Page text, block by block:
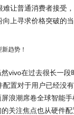
让普通消费者接受
上寻求价格突破的
vivo在过去很长一
置对于用户已经没
浪潮席卷全球智能
关注焦点也从硬件